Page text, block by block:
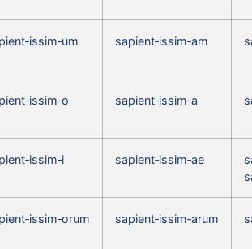
sapient‑issim‑am
sapient‑issim‑a
sapient‑issim‑ae
sapient‑issim‑arum